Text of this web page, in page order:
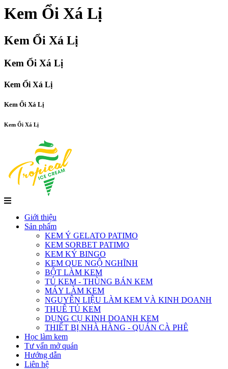
Kem Ổi Xá Lị
Kem Ổi Xá Lị
Kem Ổi Xá Lị
Kem Ổi Xá Lị
Kem Ổi Xá Lị
Kem Ổi Xá Lị
Giới thiệu
Sản phẩm
KEM Ý GELATO PATIMO
KEM SORBET PATIMO
KEM KÝ BINGO
KEM QUE NGỘ NGHĨNH
BỘT LÀM KEM
TỦ KEM - THÙNG BÁN KEM
MÁY LÀM KEM
NGUYÊN LIỆU LÀM KEM VÀ KINH DOANH
THUÊ TỦ KEM
DỤNG CỤ KINH DOANH KEM
THIẾT BỊ NHÀ HÀNG - QUÁN CÀ PHÊ
Học làm kem
Tư vấn mở quán
Hướng dẫn
Liên hệ